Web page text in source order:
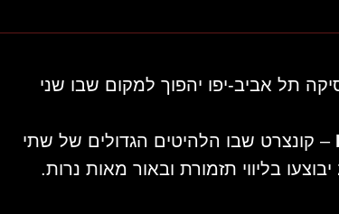
תל אביב-יפו יהפוך למקום שבו שני
– קונצרט שבו הלהיטים הגדולים של שתי